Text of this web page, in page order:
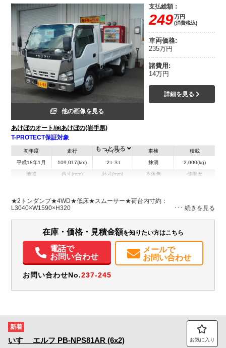
他の画像を見る
あけぼのオート/㈱あけぼの(岩手県)
T-PROTECT保証対象
支払総額：
249万円
(消費税込)
車両価格:
235万円
諸費用:
14万円
詳細を見る
初年度
平成18年1月
走行
109,017(km)
サイズ
２t-３t
車検
抹消
積載
2,000(kg)
地域 内寸(mm)
H:320
外寸(mm)
H:1,990
本体色 修復歴
パワステ パワーウィンドウ
もっと見る
★2トンダンプ★4WD★低床★スムーサー★荷台内寸約：
L3040×W1590×H320
在庫・価格・見積金額を知りたい方はこちら
電話で
お問い合わせ
メールで
お問い合わせ
お問い合わせNo.237-245
新着
いすゞ エルフ PB-NPS81AR (6x2) お気に入り